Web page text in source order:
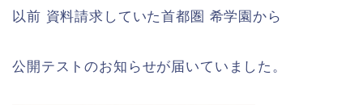
以前 資料請求していた首都圏 希学園から
公開テストのお知らせが届いていました。